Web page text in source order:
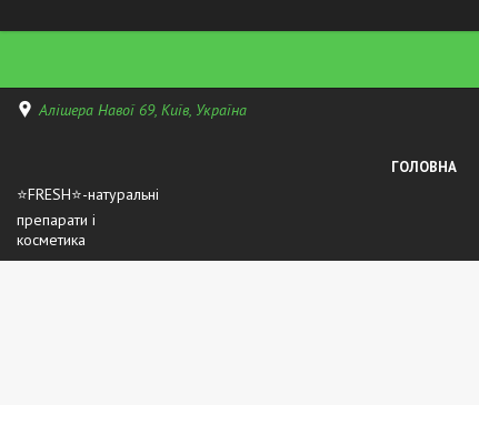
Алішера Навої 69, Київ, Україна
⭐FRESH⭐-натуральні
препарати і
косметика
ГОЛОВНА